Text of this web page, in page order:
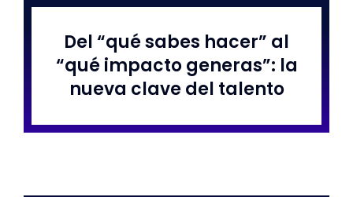
Del “qué sabes hacer” al
“qué impacto generas”: la
nueva clave del talento